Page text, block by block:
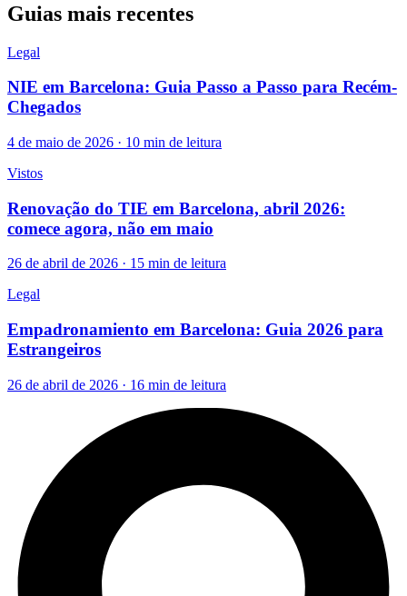
Guias mais recentes
Legal
NIE em Barcelona: Guia Passo a Passo para Recém-
Chegados
4 de maio de 2026 · 10 min de leitura
Vistos
Renovação do TIE em Barcelona, abril 2026:
comece agora, não em maio
26 de abril de 2026 · 15 min de leitura
Legal
Empadronamiento em Barcelona: Guia 2026 para
Estrangeiros
26 de abril de 2026 · 16 min de leitura